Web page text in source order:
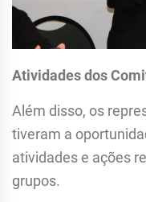
Atividades dos
Além disso, os
tiveram a
atividades e ações
grupos.